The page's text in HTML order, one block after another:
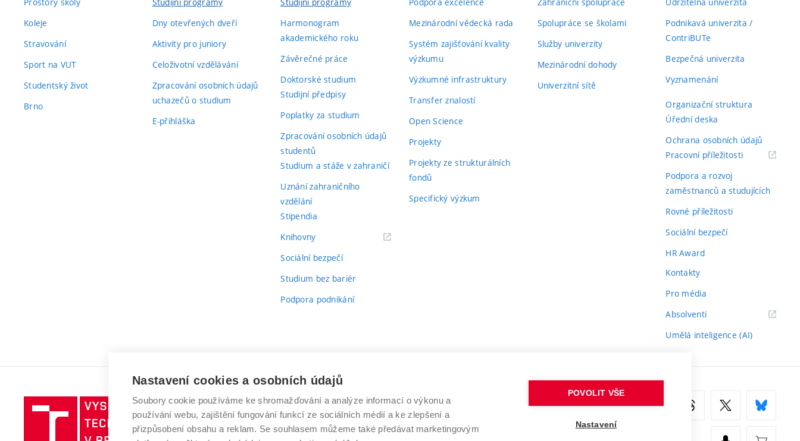
Koleje
Stravování
Sport na VUT
Studentský život
Brno
Dny otevřených dveří
Aktivity pro juniory
Celoživotní vzdělávání
Zpracování osobních údajů
uchazečů o studium
E-přihláška
Harmonogram
akademického roku
Závěrečné práce
Doktorské studium
Studijní předpisy
Poplatky za studium
Zpracování osobních údajů
studentů
Studium a stáže v zahraničí
Uznání zahraničního
vzdělání
Stipendia
Knihovny(externí
Sociální bezpečí
Studium bez bariér
Podpora podnikání
Mezinárodní vědecká rada
Systém zajišťování kvality
výzkumu
Výzkumné infrastruktury
Transfer znalostí
Open Science
Projekty
Projekty ze strukturálních
fondů
Specifický výzkum
Spolupráce se školami
Služby univerzity
Mezinárodní dohody
Univerzitní sítě
Podnikavá univerzita /
ContriBUTe
Bezpečná univerzita
Vyznamenání
Organizační struktura
Úřední deska
Ochrana osobních údajů
Pracovní příležitosti(externí
Podpora a rozvoj
zaměstnanců a studujících
Rovné příležitosti
Sociální bezpečí
HR Award
Kontakty
Pro média
Absolventi(externí
Umělá inteligence (AI)
Vysoké
učení
technické
VYSOKÉ UČENÍ TECHNICKÉ V BRNĚ
Antonínská 548/1
www.vut.cz
Nastavení cookies a osobních údajů
Soubory cookie používáme ke shromažďování a analýze informací o výkonu a
používání webu, zajištění fungování funkcí ze sociálních médií a ke zlepšení a
přizpůsobení obsahu a reklam. Se souhlasem můžeme také předávat marketingovým
POVOLIT VŠE
Nastavení